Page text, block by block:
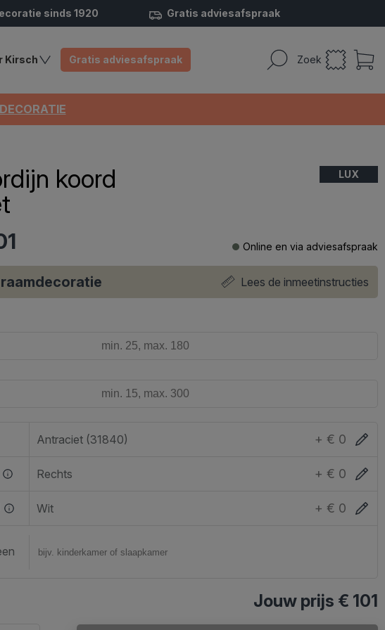
sinds 1920 Gratis adviesafspraak
Zoek
Kirsch Gratis adviesafspraak
koord
LUX
Online en via adviesafspraak
Lees de inmeetinstructies
Antraciet (31840) + € 0
Rechts + € 0
Wit + € 0
Jouw prijs € 101